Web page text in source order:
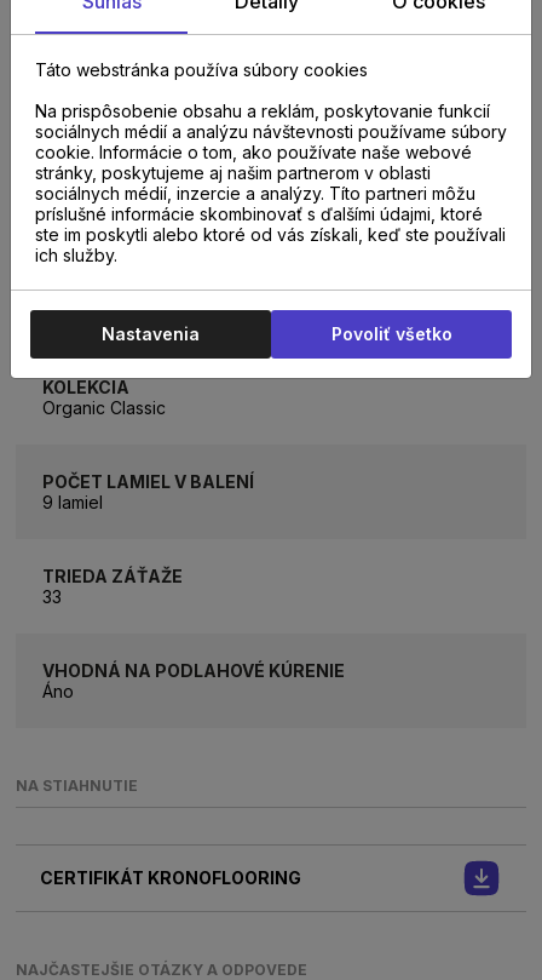
Detská izba, Jedáleň, Kancelária, Kuchyňa, Kúpeľňa,
Obývacia izba, Predsieň, Spálňa
SPÔSOB POKLÁDKY
Plávajúcim spôsobom na podložku
ROZMER LAMELY
1288 x 195mm
BALENIE
2,26m2
KOLEKCIA
Organic Classic
POČET LAMIEL V BALENÍ
9 lamiel
TRIEDA ZÁŤAŽE
33
VHODNÁ NA PODLAHOVÉ KÚRENIE
Áno
NA STIAHNUTIE
CERTIFIKÁT KRONOFLOORING
NAJČASTEJŠIE OTÁZKY A ODPOVEDE
Táto webstránka používa súbory cookies
Na prispôsobenie obsahu a reklám, poskytovanie funkcií
sociálnych médií a analýzu návštevnosti používame súbory
cookie. Informácie o tom, ako používate naše webové
stránky, poskytujeme aj našim partnerom v oblasti
sociálnych médií, inzercie a analýzy. Títo partneri môžu
príslušné informácie skombinovať s ďalšími údajmi, ktoré
ste im poskytli alebo ktoré od vás získali, keď ste používali
ich služby.
Nastavenia Povoliť všetko